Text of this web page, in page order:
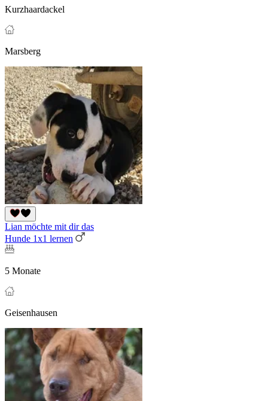
Kurzhaardackel
Marsberg
Lian möchte mit dir das
Hunde 1x1 lernen
5 Monate
Geisenhausen